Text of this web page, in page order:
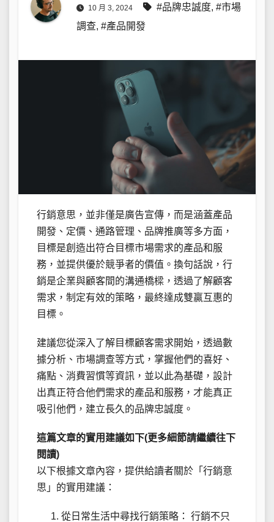
10 月 3, 2024 #品牌忠誠度, #市場
調查, #產品開發
行銷意思，並非僅是廣告宣傳，而是涵蓋產品
開發、定價、通路管理、品牌推廣等多方面，
目標是創造出符合目標市場需求的產品和服
務，並提供優於競爭者的價值。換句話說，行
銷是企業與顧客間的溝通橋樑，透過了解顧客
需求，制定有效的策略，最終達成雙贏互惠的
目標。
建議您從深入了解目標顧客需求開始，透過數
據分析、市場調查等方式，掌握他們的喜好、
痛點、消費習慣等資訊，並以此為基礎，設計
出真正符合他們需求的產品和服務，才能真正
吸引他們，建立長久的品牌忠誠度。
這篇文章的實用建議如下(更多細節請繼續往下
閱讀)
以下根據文章內容，提供給讀者關於「行銷意
思」的實用建議：
從日常生活中尋找行銷策略： 行銷不只